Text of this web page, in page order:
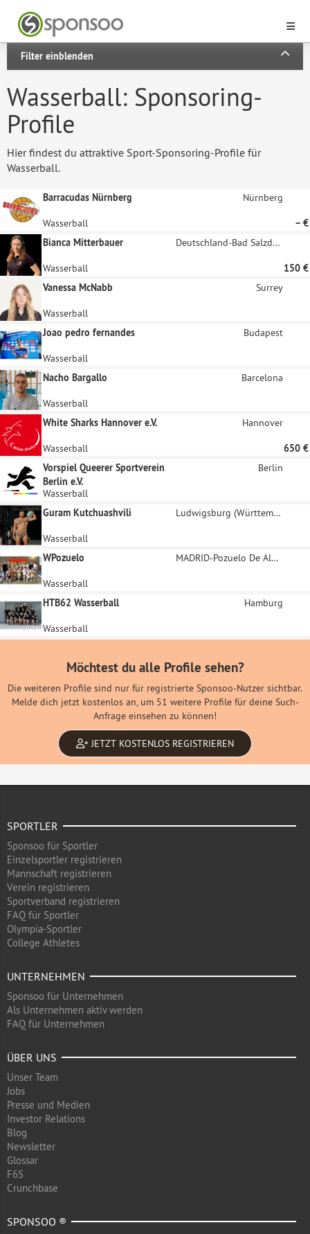
Filter einblenden
Wasserball: Sponsoring-
Profile
Hier findest du attraktive Sport-Sponsoring-Profile für
Wasserball.
Barracudas Nürnberg Nürnberg
Wasserball
– €
Bianca Mitterbauer
Deutschland-Bad Salzdetfurth
Wasserball
150 €
Vanessa McNabb
Surrey
Wasserball
Joao pedro fernandes
Budapest
Wasserball
Nacho Bargallo
Barcelona
Wasserball
White Sharks Hannover e.V.
Hannover
Wasserball
650 €
Vorspiel Queerer Sportverein
Berlin e.V.
Berlin
Wasserball
Guram Kutchuashvili
Ludwigsburg (Württemberg)
Wasserball
WPozuelo
MADRID-Pozuelo De Alarcon
Wasserball
HTB62 Wasserball
Hamburg
Wasserball
Möchtest du alle Profile sehen?
Die weiteren Profile sind nur für registrierte Sponsoo-Nutzer sichtbar.
Melde dich jetzt kostenlos an, um 51 weitere Profile für deine Such-
Anfrage einsehen zu können!
JETZT KOSTENLOS REGISTRIEREN
SPORTLER
Sponsoo für Sportler
Einzelsportler registrieren
Mannschaft registrieren
Verein registrieren
Sportverband registrieren
FAQ für Sportler
Olympia-Sportler
College Athletes
UNTERNEHMEN
Sponsoo für Unternehmen
Als Unternehmen aktiv werden
FAQ für Unternehmen
ÜBER UNS
Unser Team
Jobs
Presse und Medien
Investor Relations
Blog
Newsletter
Glossar
F6S
Crunchbase
SPONSOO ®